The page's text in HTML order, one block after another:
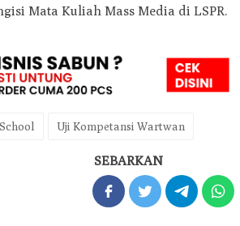
Mata Kuliah Mass Media di LSPR.
Uji Kompetansi Wartwan
SEBARKAN